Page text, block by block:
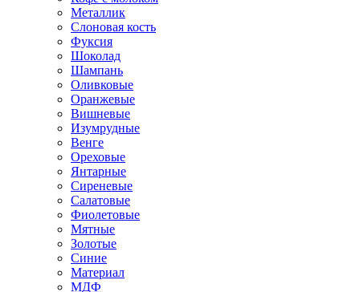
Металлик
Слоновая кость
Фуксия
Шоколад
Шампань
Оливковые
Оранжевые
Вишневые
Изумрудные
Венге
Ореховые
Янтарные
Сиреневые
Салатовые
Фиолетовые
Мятные
Золотые
Синие
Материал
МДФ